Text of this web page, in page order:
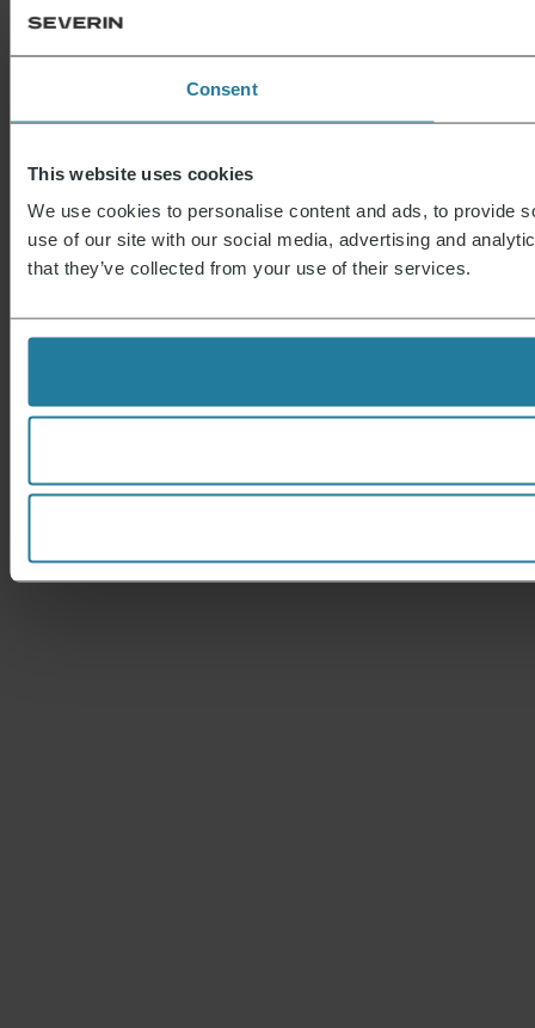
Consent
This website uses cookies
We use cookies to personalise content and ads, to provide
use of our site with our social media, advertising and
that they’ve collected from your use of their services.